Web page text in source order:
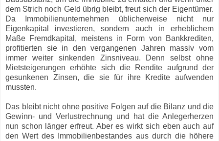
dem Strich noch Geld übrig bleibt, freut sich der Eigentümer.
Da Immobilienunternehmen üblicherweise nicht nur
Eigenkapital investieren, sondern auch in erheblichem
Maße Fremdkapital, meistens in Form von Bankkrediten,
profitierten sie in den vergangenen Jahren massiv vom
immer weiter sinkenden Zinsniveau. Denn selbst ohne
Mietsteigerungen erhöhte sich die Rendite aufgrund der
gesunkenen Zinsen, die sie für ihre Kredite aufwenden
mussten.
Das bleibt nicht ohne positive Folgen auf die Bilanz und die
Gewinn- und Verlustrechnung und hat die Anlegerherzen
nun schon länger erfreut. Aber es wirkt sich eben auch auf
den Wert des Immobilienbestandes aus durch die höhere